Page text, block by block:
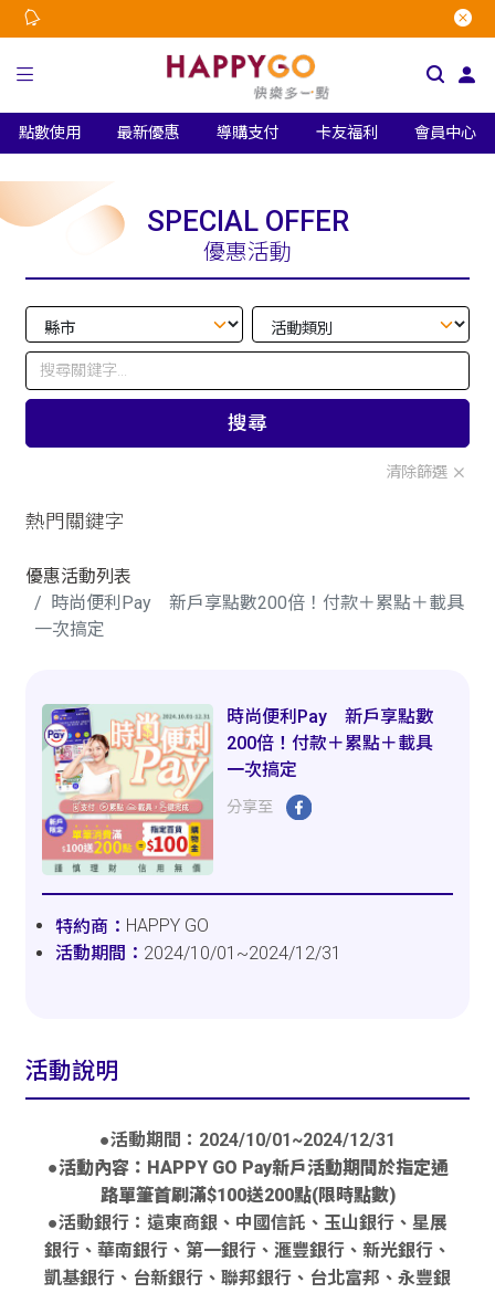
點數使用 最新優惠 導購支付 卡友福利 會員中心
SPECIAL OFFER
優惠活動
搜尋
清除篩選
熱門關鍵字
優惠活動列表
時尚便利Pay 新戶享點數200倍！付款＋累點＋載具
一次搞定
時尚便利Pay 新戶享點數
200倍！付款＋累點＋載具
一次搞定
分享至
HAPPY GO
2024/10/01~2024/12/31
活動說明
●活動期間：2024/10/01~2024/12/31
●活動內容：HAPPY GO Pay新戶活動期間於指定通
路單筆首刷滿$100送200點(限時點數)
●活動銀行：遠東商銀、中國信託、玉山銀行、星展
銀行、華南銀行、第一銀行、滙豐銀行、新光銀行、
凱基銀行、台新銀行、聯邦銀行、台北富邦、永豐銀